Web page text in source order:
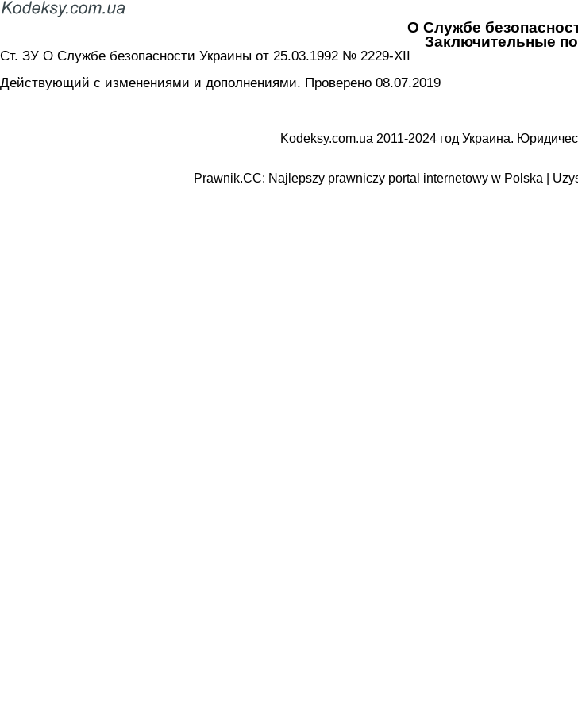
О Службе
Заключительные
Ст. ЗУ О Службе безопасности Украины от 25.03.1992 № 2229-XII
Действующий с изменениями и дополнениями. Проверено 08.07.2019
Kodeksy.com.ua 2011-2024 год Украина.
Prawnik.CC: Najlepszy prawniczy portal internetowy w Polska |